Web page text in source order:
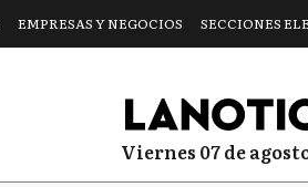
EMPRESAS Y NEGOCIOS SECCIONES
viernes 07 de